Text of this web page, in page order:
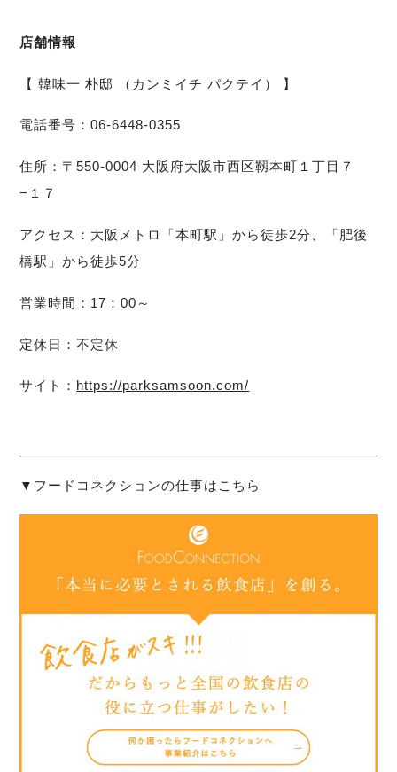
店舗情報
【 韓味一 朴邸 （カンミイチ パクテイ） 】
電話番号：06-6448-0355
住所：〒550-0004 大阪府大阪市西区靱本町１丁目７
−１７
アクセス：大阪メトロ「本町駅」から徒歩2分、「肥後
橋駅」から徒歩5分
営業時間：17：00～
定休日：不定休
サイト： https://parksamsoon.com/
▼フードコネクションの仕事はこちら